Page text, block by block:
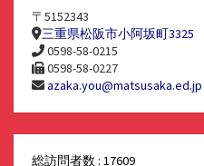
〒5152343
三重県松阪市小阿坂町3325
0598-58-0215
0598-58-0227
azaka.you@matsusaka.ed.jp
総訪問者数 : 17609